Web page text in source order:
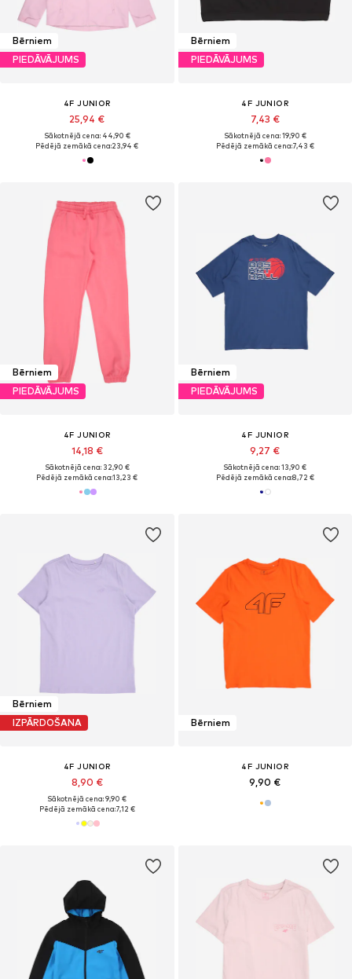
Bērniem
PIEDĀVĀJUMS
4F JUNIOR
25,94 €
Sākotnējā cena: 44,90 €
Pēdējā zemākā cena:23,94 €
Bērniem
PIEDĀVĀJUMS
4F JUNIOR
7,43 €
Sākotnējā cena: 19,90 €
Pēdējā zemākā cena:7,43 €
Bērniem
PIEDĀVĀJUMS
4F JUNIOR
14,18 €
Sākotnējā cena: 32,90 €
Pēdējā zemākā cena:13,23 €
Bērniem
PIEDĀVĀJUMS
4F JUNIOR
9,27 €
Sākotnējā cena: 13,90 €
Pēdējā zemākā cena:8,72 €
Bērniem
IZPĀRDOŠANA
4F JUNIOR
8,90 €
Sākotnējā cena: 9,90 €
Pēdējā zemākā cena:7,12 €
Bērniem
4F JUNIOR
9,90 €